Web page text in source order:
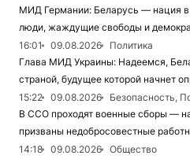
МИД Германии: Беларусь — нация
люди, жаждущие свободы и
16:01
09.08.2026
Политика
Глава МИД Украины: Надеемся,
страной, будущее которой начнет
15:22
09.08.2026
Безопасность,
В ССО проходят военные сборы —
призваны недобросовестные
14:18
09.08.2026
Общество